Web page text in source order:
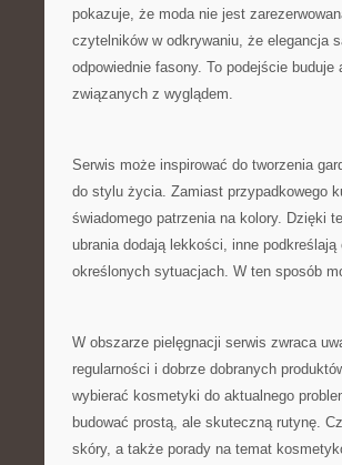
pokazuje, że moda nie jest
czytelników w odkrywaniu, że elegancja
odpowiednie fasony. To podejście
związanych z wyglądem.
Serwis może inspirować do tworzenia
do stylu życia. Zamiast przypadkowego
świadomego patrzenia na kolory. Dzięki
ubrania dodają lekkości, inne
określonych sytuacjach. W ten sposób
W obszarze pielęgnacji serwis zwraca
regularności i dobrze dobranych
wybierać kosmetyki do aktualnego
budować prostą, ale skuteczną rutynę.
skóry, a także porady na temat